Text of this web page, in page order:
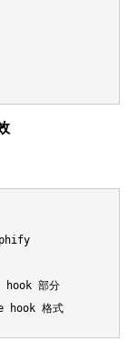
hook 部分
hook 格式